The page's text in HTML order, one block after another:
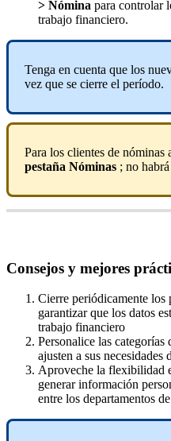
> Nómina para controlar
trabajo financiero.
Tenga en cuenta que los
vez que se cierre el período.
Para los clientes de nóminas
pestaña Nóminas ; no habrá
Consejos y mejores prá
Cierre periódicamente los
garantizar que los datos est
trabajo financiero
Personalice las categorías
ajusten a sus necesidades
Aproveche la flexibilidad
generar información
entre los departamentos de